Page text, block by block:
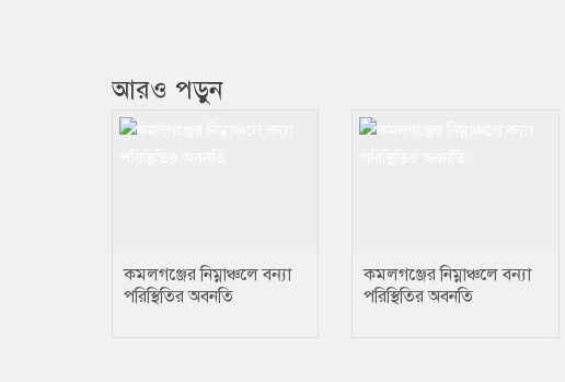
আরও পড়ুন
কমলগঞ্জের নিম্নাঞ্চলে বন্যা
পরিস্থিতির অবনতি
কমলগঞ্জের নিম্নাঞ্চলে বন্যা
পরিস্থিতির অবনতি